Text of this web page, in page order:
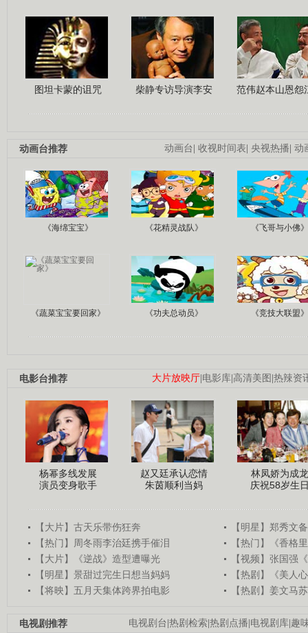
图坦卡蒙的诅咒 柴静专访导演李安 范伟赵本山恩怨
动画台| 收视时间表| 央视热播| 动
动画台推荐
《海绵宝宝》 《花精灵战队》 《飞哥与小佛》
《蔬菜宝宝要回家》 《功夫总动员》 《竞技大联盟》
大片放映厅|电影库|高清美图 |热辣资
电影台推荐
杨幂多线发展
演员变身歌手
赵又廷承认恋情
朱茵顺利当妈
林凤娇为成龙
庆祝58岁生
【大片】古天乐带伤狂奔
【明星】郑秀文
【热门】周冬雨李治廷携手催泪
【热门】《香格
【大片】《逆战》造型遭曝光
【视频】张国强
【明星】景甜过完生日想当妈妈
【热剧】《美人
【将映】五月天集体跨界拍电影
【热剧】姜文马
电视剧台|热剧检索|热剧点播|电视剧库|趣
电视剧推荐